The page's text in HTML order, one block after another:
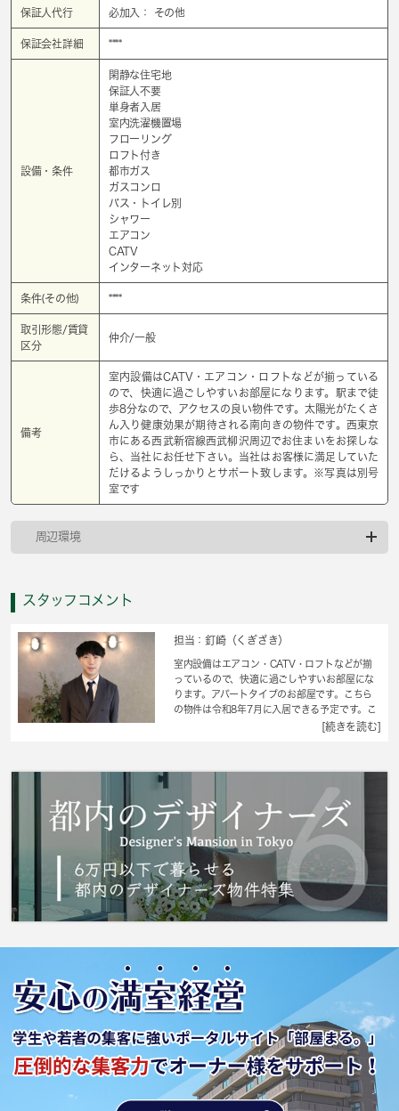
保証人代行 必加入： その他
保証会社詳細 ****
設備・条件
閑静な住宅地
保証人不要
単身者入居
室内洗濯機置場
フローリング
ロフト付き
都市ガス
ガスコンロ
バス・トイレ別
シャワー
エアコン
CATV
インターネット対応
条件(その他) ****
取引形態/賃貸
区分
仲介/一般
備考
室内設備はCATV・エアコン・ロフトなどが揃っている
ので、快適に過ごしやすいお部屋になります。駅まで徒
歩8分なので、アクセスの良い物件です。太陽光がたくさ
ん入り健康効果が期待される南向きの物件です。西東京
市にある西武新宿線西武柳沢周辺でお住まいをお探しな
ら、当社にお任せ下さい。当社はお客様に満足していた
だけるようしっかりとサポート致します。※写真は別号
室です
周辺環境
スタッフコメント
担当：釘崎（くぎざき）
室内設備はエアコン・CATV・ロフトなどが揃
っているので、快適に過ごしやすいお部屋にな
ります。アパートタイプのお部屋です。こちら
の物件は令和8年7月に入居できる予定です。こ
ちらの物件は閑静な住宅地にあります。衛生的
お選びください。お住まい探しをサポートして
[続きを読む]